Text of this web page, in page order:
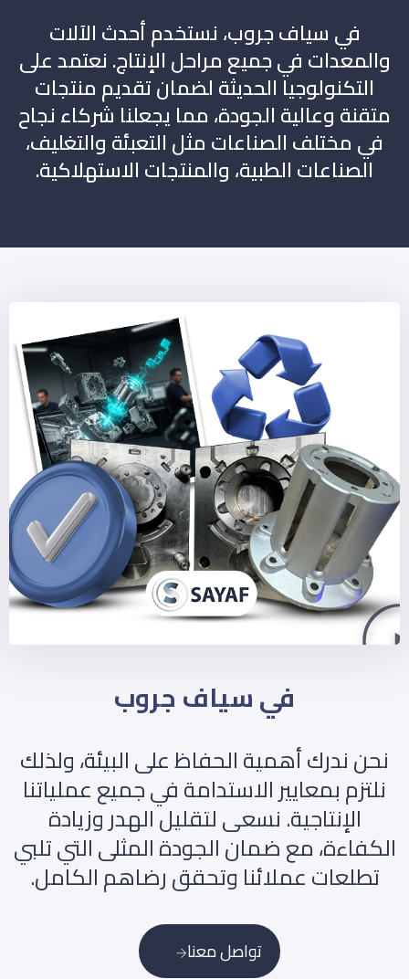
في سياف جروب، نستخدم أحدث الآلات
والمعدات في جميع مراحل الإنتاج. نعتمد على
التكنولوجيا الحديثة لضمان تقديم منتجات
متقنة وعالية الجودة، مما يجعلنا شركاء نجاح
في مختلف الصناعات مثل التعبئة والتغليف،
الصناعات الطبية، والمنتجات الاستهلاكية.
في سياف جروب
نحن ندرك أهمية الحفاظ على البيئة، ولذلك
نلتزم بمعايير الاستدامة في جميع عملياتنا
الإنتاجية. نسعى لتقليل الهدر وزيادة
الكفاءة، مع ضمان الجودة المثلى التي تلبي
تطلعات عملائنا وتحقق رضاهم الكامل.
تواصل معنا